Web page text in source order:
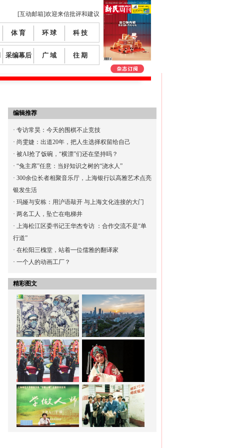
[互动邮箱]欢迎来信批评和建议
体 育 环 球 科 技
采编幕后 广 域 往 期
编辑推荐
· 专访常昊：今天的围棋不止竞技
· 尚雯婕：出道20年，把人生选择权留给自己
· 被AI抢了饭碗，“横漂”们还在坚持吗？
· “兔主席”任意：当好知识之树的“浇水人”
· 300余位长者相聚音乐厅，上海银行以高雅艺术点亮
银发生活
· 玛娅与安栋：用沪语敲开 与上海文化连接的大门
· 两名工人，坠亡在电梯井
· 上海松江区委书记王华杰专访 ：合作交流不是“单
行道”
· 在松阳三槐堂，站着一位儒雅的翻译家
· 一个人的动画工厂？
精彩图文